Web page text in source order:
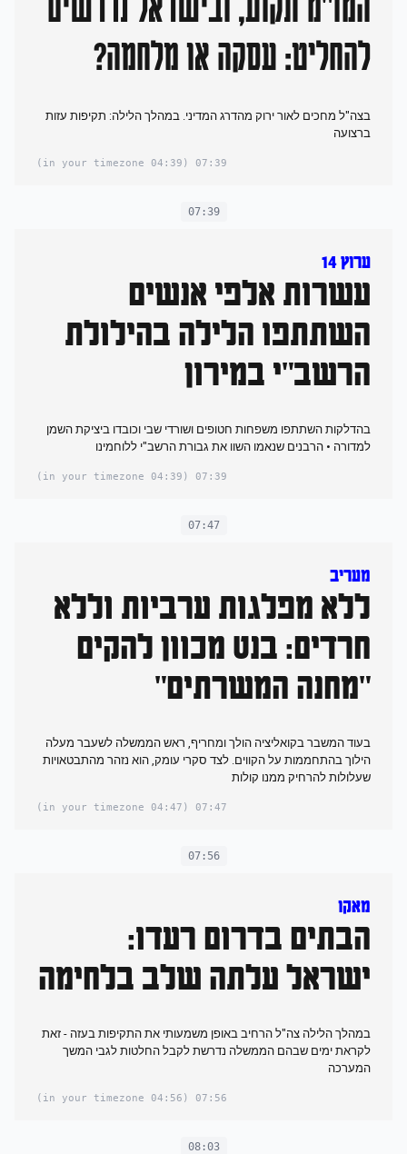
להחליט: עסקה או מלחמה?
בצה"ל מחכים לאור ירוק מהדרג המדיני. במהלך הלילה: תקיפות עזות
ברצועה
07:39
(04:39 in your timezone)
07:39
ערוץ 14
עשרות אלפי אנשים
השתתפו הלילה בהילולת
הרשב"י במירון
בהדלקות השתתפו משפחות חטופים ושורדי שבי וכובדו ביציקת השמן
למדורה • הרבנים שנאמו השוו את גבורת הרשב"י ללוחמינו
07:39
(04:39 in your timezone)
07:47
מעריב
ללא מפלגות ערביות וללא
חרדים: בנט מכוון להקים
"מחנה המשרתים"
בעוד המשבר בקואליציה הולך ומחריף, ראש הממשלה לשעבר מעלה
הילוך בהתחממות על הקווים. לצד סקרי עומק, הוא נזהר מהתבטאויות
שעלולות להרחיק ממנו קולות
07:47
(04:47 in your timezone)
07:56
מאקו
הבתים בדרום רעדו:
ישראל עלתה שלב בלחימה
במהלך הלילה צה"ל הרחיב באופן משמעותי את התקיפות בעזה - זאת
לקראת ימים שבהם הממשלה נדרשת לקבל החלטות לגבי המשך
המערכה
07:56
(04:56 in your timezone)
08:03